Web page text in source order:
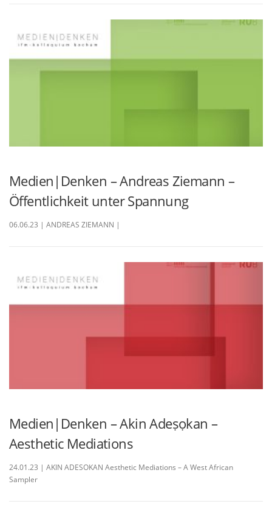
Medien|Denken – Andreas Ziemann –
Öffentlichkeit unter Spannung
06.06.23 | ANDREAS ZIEMANN |
Medien|Denken – Akin Adeṣọkan –
Aesthetic Mediations
24.01.23 | AKIN ADESOKAN Aesthetic Mediations – A West African
Sampler